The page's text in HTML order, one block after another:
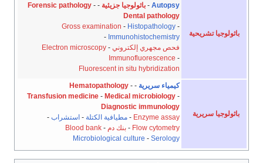
باثولوجيا تشريحية
Autopsy
-باثولوجيا جزيئية -
Forensic pathology-
Dental pathology
Gross examination - Histopathology-
Immunohistochemistry
-
فحص مجهري إلكتروني Electron microscopy-
Immunofluorescence -
Fluorescent in situ hybridization
باثولوجيا سريرية
كيمياء سريرية -
Hematopathology-
Transfusion medicine- Medical microbiology-
Diagnostic immunology
Enzyme assay
-مطيافية الكتلة - استشراب -
Flow cytometry
-بنك دم Blood bank-
Microbiological culture - Serology